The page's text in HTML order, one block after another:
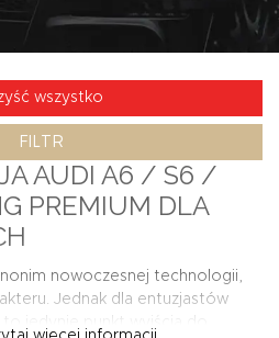
MARKI
O NAS
USŁUGI
wszystko
FILTR
AUDI A6 / S6 /
PREMIUM DLA
nowoczesnej technologii,
Jednak dla entuzjastów